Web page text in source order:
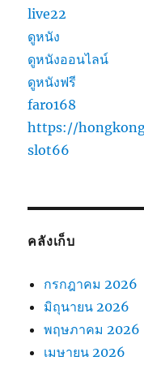
live22
ดูหนัง
ดูหนังออนไลน์
ดูหนังฟรี
faro168
https://
slot66
คลังเก็บ
กรกฎาคม 2026
มิถุนายน 2026
พฤษภาคม 2026
เมษายน 2026